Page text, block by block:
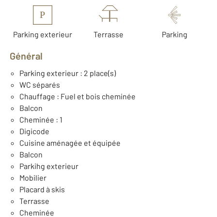
P
Parking exterieur Terrasse Parking
Général
Parking exterieur : 2 place(s)
WC séparés
Chauffage : Fuel et bois cheminée
Balcon
Cheminée : 1
Digicode
Cuisine aménagée et équipée
Balcon
Parkihg exterieur
Mobilier
Placard à skis
Terrasse
Cheminée